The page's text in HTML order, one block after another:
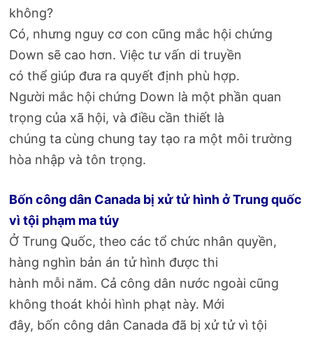
không?
Có, nhưng nguy cơ con cũng mắc hội chứng
Down sẽ cao hơn. Việc tư vấn di truyền
có thể giúp đưa ra quyết định phù hợp.
Người mắc hội chứng Down là một phần quan
trọng của xã hội, và điều cần thiết là
chúng ta cùng chung tay tạo ra một môi trường
hòa nhập và tôn trọng.
Bốn công dân Canada bị xử tử hình ở Trung quốc
vì tội phạm ma túy
Ở Trung Quốc, theo các tổ chức nhân quyền,
hàng nghìn bản án tử hình được thi
hành mỗi năm. Cả công dân nước ngoài cũng
không thoát khỏi hình phạt này. Mới
đây, bốn công dân Canada đã bị xử tử vì tội